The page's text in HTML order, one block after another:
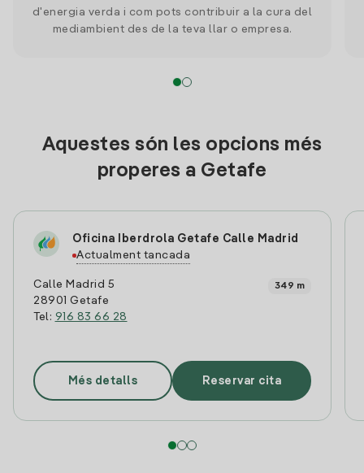
d'energia verda i com pots contribuir a la cura del
mediambient des de la teva llar o empresa.
Aquestes són les opcions més
properes a Getafe
Oficina Iberdrola Getafe Calle Madrid
Actualment tancada
Calle Madrid 5
28901 Getafe
Tel: 916 83 66 28
349 m
Més detalls Reservar cita